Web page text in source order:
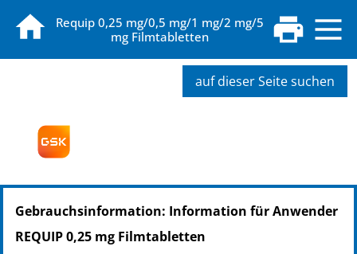
Requip 0,25 mg/0,5 mg/1 mg/2 mg/5
mg Filmtabletten
auf dieser Seite suchen
PZN: 07721949
PPN: 110772194949
NTIN: 04150077219495
Gebrauchsinformation: Information für Anwender
REQUIP 0,25 mg Filmtabletten